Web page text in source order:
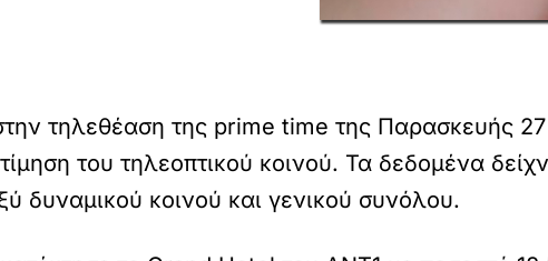
τηλεθέαση της prime time της Παρασκευής
του τηλεοπτικού κοινού. Τα δεδομένα
δυναμικού κοινού και γενικού συνόλου.